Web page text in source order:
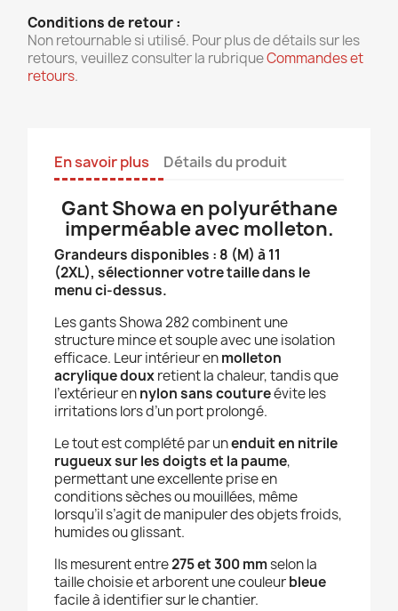
Conditions de retour :
Non retournable si utilisé. Pour plus de détails sur les
retours, veuillez consulter la rubriqueCommandes et
retours.
En savoir plus Détails du produit
Gant Showa en polyuréthane
imperméable avec molleton.
Grandeurs disponibles : 8 (M) à 11
(2XL), sélectionner votre taille dans le
menu ci-dessus.
Les gants Showa 282 combinent une
structure mince et souple avec une isolation
efficace. Leur intérieur enmolleton
acrylique douxretient la chaleur, tandis que
l’extérieur ennylon sans coutureévite les
irritations lors d’un port prolongé.
Le tout est complété par unenduit en nitrile
rugueux sur les doigts et la paume,
permettant une excellente prise en
conditions sèches ou mouillées, même
lorsqu’il s’agit de manipuler des objets froids,
humides ou glissant.
Ils mesurent entre275 et 300 mmselon la
taille choisie et arborent une couleurbleue
facile à identifier sur le chantier.